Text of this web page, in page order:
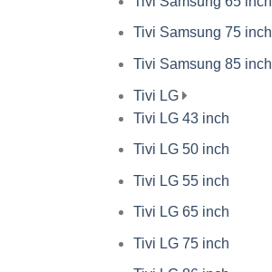
Tivi Samsung 75 inch
Tivi Samsung 85 inch
Tivi LG
Tivi LG 43 inch
Tivi LG 50 inch
Tivi LG 55 inch
Tivi LG 65 inch
Tivi LG 75 inch